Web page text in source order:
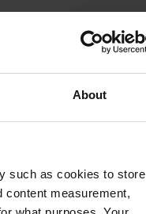
About
such as cookies to store
content measurement,